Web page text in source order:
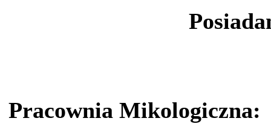
Pracownia Mikologiczna: